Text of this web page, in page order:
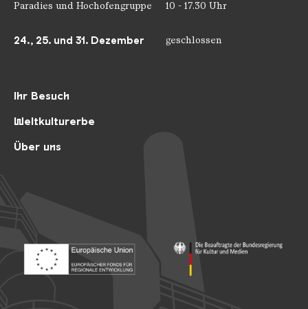
Ihr Besuch
Weltkulturerbe
Über uns
Paradies und Hochofengruppe 10 - 17.30 Uhr
24., 25. und 31. Dezember geschlossen